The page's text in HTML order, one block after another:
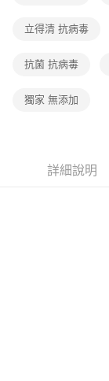
立得清 抗病毒
抗菌 抗病毒
獨家 無添加
詳細說明